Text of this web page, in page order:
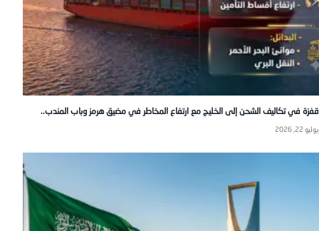
قفزة في تكاليف الشحن إلى الخليج مع ارتفاع المخاطر في مضيق هرمز وباب المندب..
يوليو 22, 2026